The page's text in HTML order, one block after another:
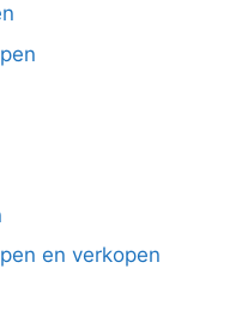
en verkopen